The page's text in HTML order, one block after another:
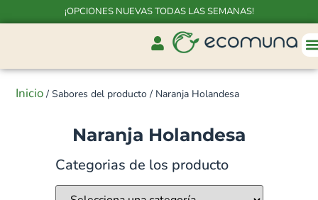
¡OPCIONES NUEVAS TODAS LAS SEMANAS!
Inicio / Sabores del producto / Naranja Holandesa
Naranja Holandesa
Categorias de los producto